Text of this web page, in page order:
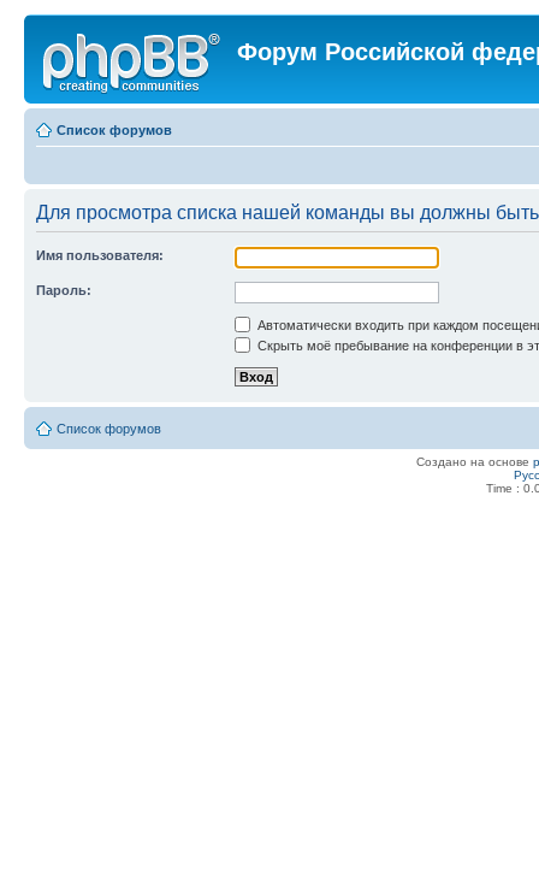
Форум Российской
Список форумов
Для просмотра списка нашей команды вы должны
Имя пользователя:
Пароль:
Автоматически входить при каждом
Скрыть моё пребывание на конференции в
Список форумов
Создано на основе
Time :